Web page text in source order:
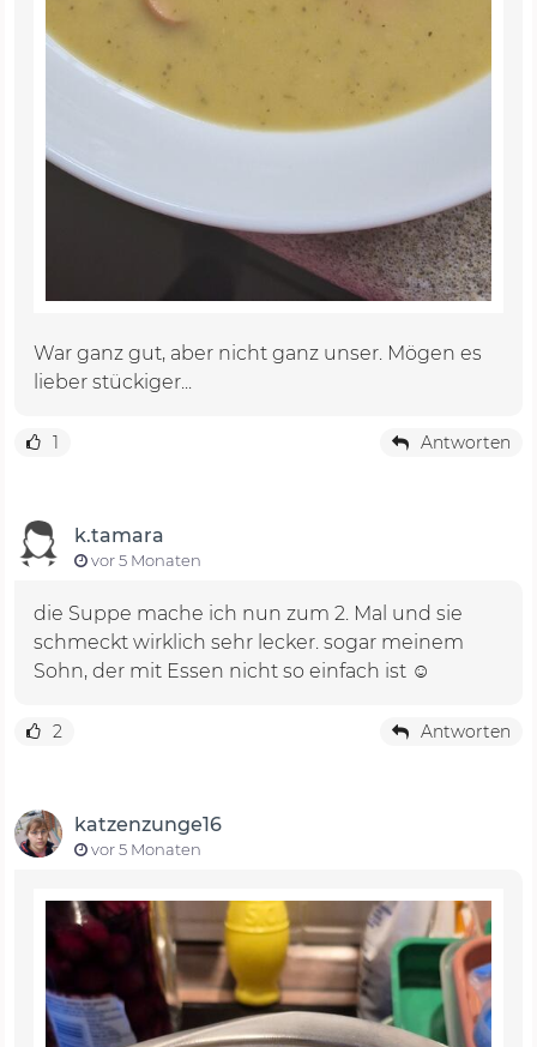
War ganz gut, aber nicht ganz unser. Mögen es
lieber stückiger...
1 Antworten
k.tamara
vor 5 Monaten
die Suppe mache ich nun zum 2. Mal und sie
schmeckt wirklich sehr lecker. sogar meinem
Sohn, der mit Essen nicht so einfach ist ☺️
2 Antworten
katzenzunge16
vor 5 Monaten